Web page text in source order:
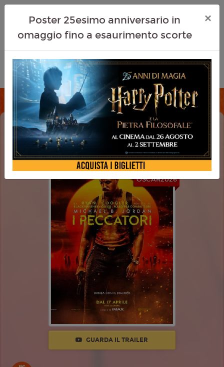
I PECCATORI (SINNERS)
DOLBY ATMOS
OSCAR2026
GUARDA IL TRAILER
Poster 25esimo anniversario in
omaggio fino a esaurimento scorte
×